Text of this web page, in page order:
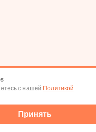
с нашей Политикой
Принять